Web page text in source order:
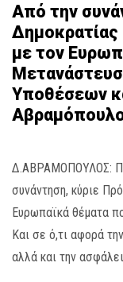
Από την
με τον
Υποθέσεων
Δ.ΑΒΡΑΜΟΠΟΥΛΟΣ:
συνάντηση, κύριε
Ευρωπαϊκά θέματα
Και σε ό,τι αφορά
αλλά και την